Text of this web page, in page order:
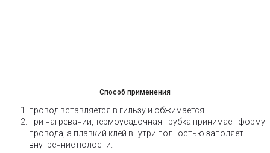
Способ применения
провод вставляется в гильзу и обжимается
при нагревании, термоусадочная трубка принимает форму
провода, а плавкий клей внутри полностью заполяет
внутренние полости.